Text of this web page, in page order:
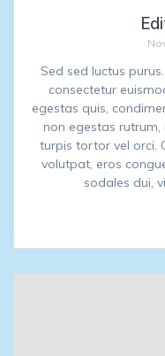
Sed sed luctus
consectetur
egestas quis,
non egestas
turpis tortor vel orci.
volutpat, eros
sodales dui,